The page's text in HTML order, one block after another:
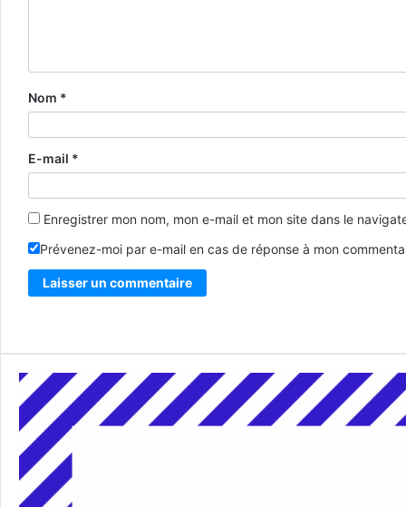
Nom *
E-mail *
Enregistrer mon nom, mon e-mail et mon site dans le
Prévenez-moi par e-mail en cas de réponse à mon